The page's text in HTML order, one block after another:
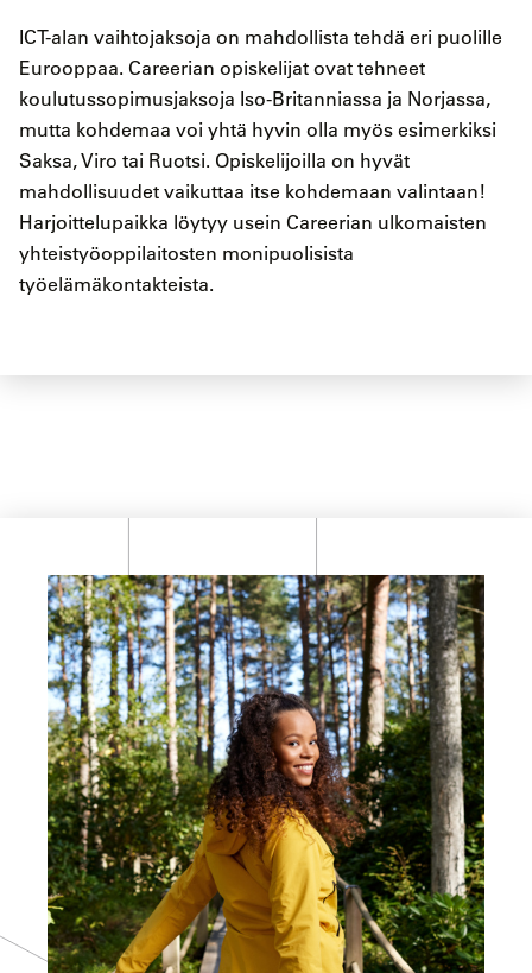
ICT-alan vaihtojaksoja on mahdollista tehdä eri puolille
Eurooppaa. Careerian opiskelijat ovat tehneet
koulutussopimusjaksoja Iso-Britanniassa ja Norjassa,
mutta kohdemaa voi yhtä hyvin olla myös esimerkiksi
Saksa, Viro tai Ruotsi. Opiskelijoilla on hyvät
mahdollisuudet vaikuttaa itse kohdemaan valintaan!
Harjoittelupaikka löytyy usein Careerian ulkomaisten
yhteistyöoppilaitosten monipuolisista
työelämäkontakteista.